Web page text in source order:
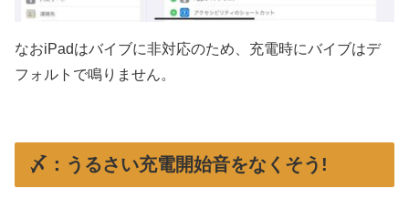
なおiPadはバイブに非対応のため、充電時にバイブはデ
フォルトで鳴りません。
〆：うるさい充電開始音をなくそう!